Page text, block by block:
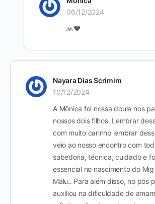
06/12/2024
🙏❤️
Nayara Dias Scrimim
10/12/2024
A Mônica foi nossa doula nos
nossos dois filhos. Lembrar
com muito carinho lembrar
veio ao nosso encontro com
sabedoria, técnica, cuidado e
essencial no nascimento do
Malu.. Para além disso, no pós
auxiliou na dificuldade de